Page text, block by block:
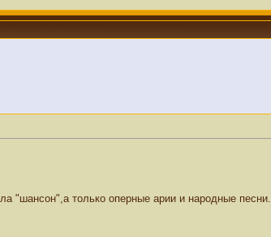
"шансон",а только оперные арии и народные песни.